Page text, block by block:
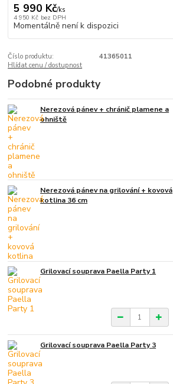
5 990 Kč/ks
4 950 Kč bez DPH
Momentálně není k dispozici
Číslo produktu:
41365011
Hlídat cenu / dostupnost
Podobné produkty
Nerezová pánev + chránič plamene a
ohniště
Nerezová pánev na grilování + kovová
kotlina 36 cm
Grilovací souprava Paella Party 1
Grilovací souprava Paella Party 3